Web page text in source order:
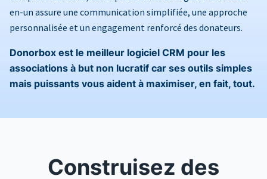
en-un assure une communication simplifiée, une approche
personnalisée et un engagement renforcé des donateurs.
Donorbox est le meilleur logiciel CRM pour les
associations à but non lucratif car ses outils simples
mais puissants vous aident à maximiser, en fait, tout.
Construisez des